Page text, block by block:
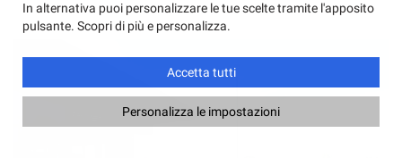
In alternativa puoi personalizzare le tue scelte tramite l'apposito
pulsante. Scopri di più e personalizza.
Accetta tutti
Personalizza le impostazioni